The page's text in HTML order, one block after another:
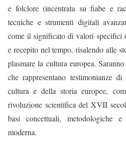
e folclore (incentrata su fiabe e
tecniche e strumenti digitali
come il significato di valori specifici
e recepitonel tempo, risalendo alle
plasmarela cultura europea.
che rappresentano testimonianze di
cultura e della storia europee,
rivoluzione scientifica del XVII
basi concettuali, metodologiche
moderna.